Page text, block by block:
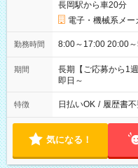
長岡駅から車20分
電子・機械系メー
勤務時間
期間
長期【ご応募から1
即日～
特徴 日払いOK / 履歴書
気になる！